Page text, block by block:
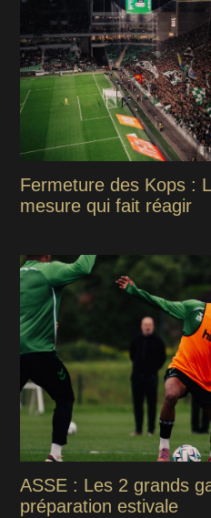
Fermeture des Kops :
mesure qui fait réagir
ASSE : Les 2 grands
préparation estivale